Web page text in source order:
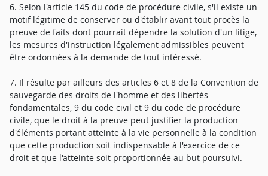
6. Selon l'article 145 du code de procédure civile, s'il existe un
motif légitime de conserver ou d'établir avant tout procès la
preuve de faits dont pourrait dépendre la solution d'un litige,
les mesures d'instruction légalement admissibles peuvent
être ordonnées à la demande de tout intéressé.
7. Il résulte par ailleurs des articles 6 et 8 de la Convention de
sauvegarde des droits de l'homme et des libertés
fondamentales, 9 du code civil et 9 du code de procédure
civile, que le droit à la preuve peut justifier la production
d'éléments portant atteinte à la vie personnelle à la condition
que cette production soit indispensable à l'exercice de ce
droit et que l'atteinte soit proportionnée au but poursuivi.